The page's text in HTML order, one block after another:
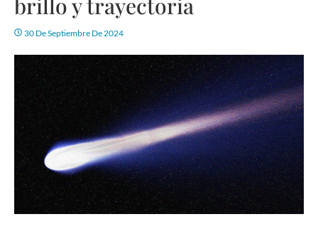
brillo y trayectoria
30 De Septiembre De 2024